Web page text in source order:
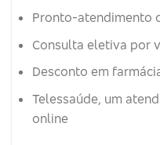
Pronto-atendimento
Consulta eletiva por
Desconto em
Telessaúde, um
online